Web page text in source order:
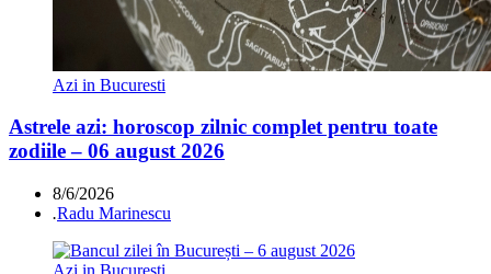
Azi in Bucuresti
Astrele azi: horoscop zilnic complet pentru toate
zodiile – 06 august 2026
8/6/2026
.Radu Marinescu